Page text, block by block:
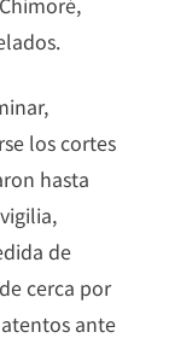
los cortes
hasta
de
cerca por
ante